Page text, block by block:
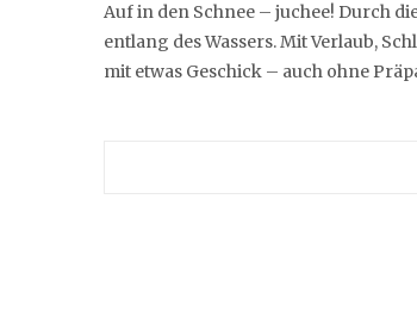
Auf in den Schnee – juchee! Durch
entlang des Wassers. Mit Verlaub,
mit etwas Geschick – auch ohne